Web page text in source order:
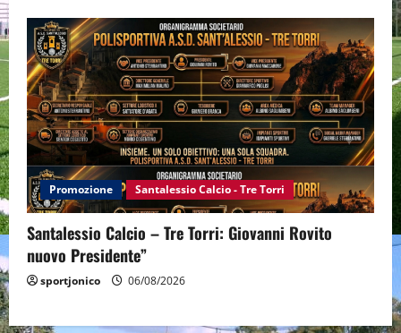
Promozione Santalessio Calcio - Tre Torri
Santalessio Calcio – Tre Torri: Giovanni Rovito
nuovo Presidente”
sportjonico 06/08/2026